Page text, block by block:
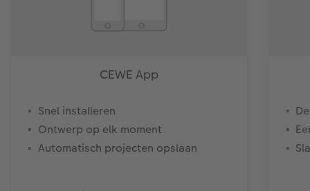
CEWE App
Snel installeren
Ontwerp op elk moment
Automatisch projecten opslaan